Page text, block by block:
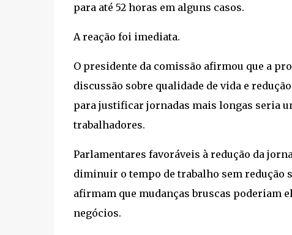
para até 52 horas em alguns casos.
A reação foi imediata.
O presidente da comissão afirmou que a
discussão sobre qualidade de vida e
para justificar jornadas mais longas seria
trabalhadores.
Parlamentares favoráveis à redução da
diminuir o tempo de trabalho sem redução
afirmam que mudanças bruscas poderiam
negócios.